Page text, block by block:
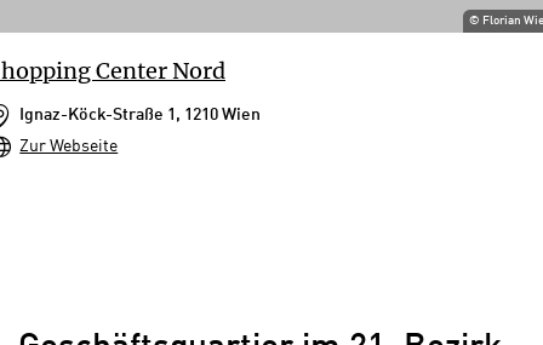
© Florian
Center Nord
Ignaz-Köck-Straße 1, 1210 Wien
Zur Webseite